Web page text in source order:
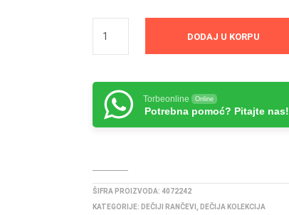
DODAJ U KORPU
Torbeonline Online
Potrebna pomoć? Pitajte nas!
ŠIFRA PROIZVODA: 4072242
KATEGORIJE: DEČIJI RANČEVI
DEČIJA KOLEKCIJA